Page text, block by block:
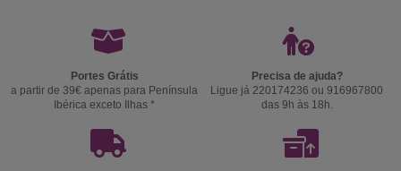
Portes Grátis
a partir de 39€ apenas para Península
Ibérica exceto Ilhas *
Precisa de ajuda?
Ligue já 220174236 ou 916967800
das 9h às 18h.